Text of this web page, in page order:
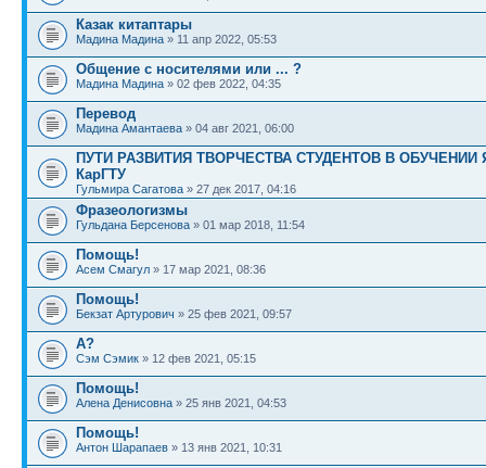
Казак китаптары
Мадина Мадина » 11 апр 2022, 05:53
Общение с носителями или ... ?
Мадина Мадина » 02 фев 2022, 04:35
Перевод
Мадина Амантаева » 04 авг 2021, 06:00
ПУТИ РАЗВИТИЯ ТВОРЧЕСТВА СТУДЕНТОВ В ОБУЧЕНИИ
КарГТУ
Гульмира Сагатова » 27 дек 2017, 04:16
Фразеологизмы
Гульдана Берсенова » 01 мар 2018, 11:54
Помощь!
Асем Смагул » 17 мар 2021, 08:36
Помощь!
Бекзат Артурович » 25 фев 2021, 09:57
А?
Сэм Сэмик » 12 фев 2021, 05:15
Помощь!
Алена Денисовна » 25 янв 2021, 04:53
Помощь!
Антон Шарапаев » 13 янв 2021, 10:31